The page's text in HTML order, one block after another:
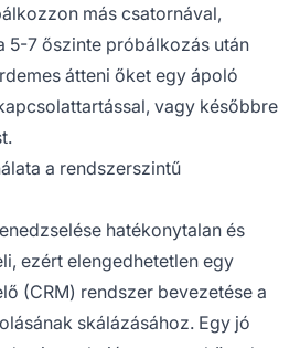
más csatornával,
5-7 őszinte próbálkozás után
átteni őket egy ápoló
vagy későbbre
a rendszerszintű
hatékonytalan és
ezért elengedhetetlen egy
(CRM) rendszer bevezetése a
skálázásához. Egy jó